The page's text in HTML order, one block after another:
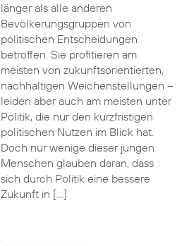
länger als alle anderen
Bevölkerungsgruppen von
politischen Entscheidungen
betroffen. Sie profitieren am
meisten von zukunftsorientierten,
nachhaltigen Weichenstellungen –
leiden aber auch am meisten unter
Politik, die nur den kurzfristigen
politischen Nutzen im Blick hat.
Doch nur wenige dieser jungen
Menschen glauben daran, dass
sich durch Politik eine bessere
Zukunft in […]